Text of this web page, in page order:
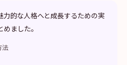
力的な人格へと成長するための実
ました。
法